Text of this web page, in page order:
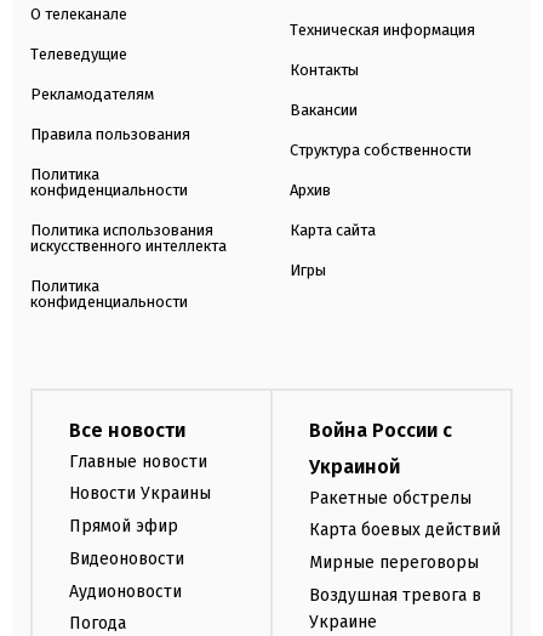
О телеканале
Телеведущие
Рекламодателям
Правила пользования
Политика
конфиденциальности
Политика использования
искусственного интеллекта
Политика
конфиденциальности
Техническая информация
Контакты
Вакансии
Структура собственности
Архив
Карта сайта
Игры
Все новости
Главные новости
Новости Украины
Прямой эфир
Видеоновости
Аудионовости
Погода
Война России с
Украиной
Ракетные обстрелы
Карта боевых действий
Мирные переговоры
Воздушная тревога в
Украине